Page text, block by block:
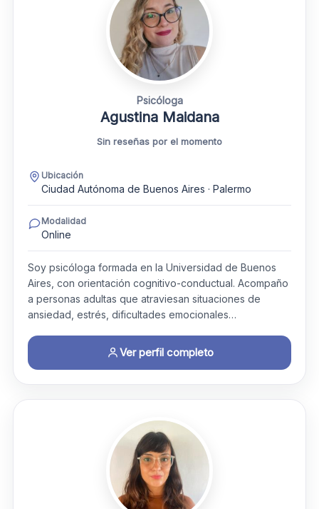
Psicóloga
Agustina Maidana
Sin reseñas por el momento
Ubicación
Ciudad Autónoma de Buenos Aires · Palermo
Modalidad
Online
Soy psicóloga formada en la Universidad de Buenos
Aires, con orientación cognitivo-conductual. Acompaño
a personas adultas que atraviesan situaciones de
ansiedad, estrés, dificultades emocionales…
Ver perfil completo